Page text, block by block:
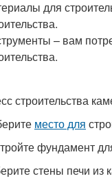
для
– вам
строительства
место для
фундамент
стены печи из